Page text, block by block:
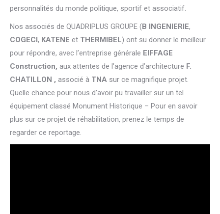
personnalités du monde politique, sportif et associatif.
Nos associés de QUADRIPLUS GROUPE (B INGENIERIE,
COGECI, KATENE et THERMIBEL) ont su donner le meilleur
pour répondre, avec l’entreprise générale EIFFAGE
Construction, aux attentes de l’agence d’architecture F.
CHATILLON , associé à TNA sur ce magnifique projet.
Quelle chance pour nous d’avoir pu travailler sur un tel
équipement classé Monument Historique – Pour en savoir
plus sur ce projet de réhabilitation, prenez le temps de
regarder ce reportage.